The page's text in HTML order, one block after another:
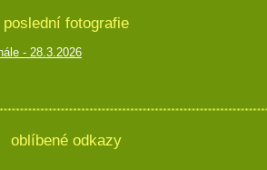
poslední fotografie
- 28.3.2026
oblíbené odkazy